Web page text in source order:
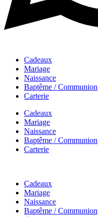
Cadeaux
Mariage
Naissance
Baptême / Communion
Carterie
Cadeaux
Mariage
Naissance
Baptême / Communion
Carterie
Cadeaux
Mariage
Naissance
Baptême / Communion